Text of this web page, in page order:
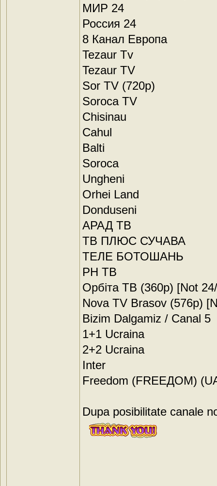
МИР 24
Россия 24
8 Канал Европа
Tezaur Tv
Tezaur TV
Sor TV (720p)
Soroca TV
Chisinau
Cahul
Balti
Soroca
Ungheni
Orhei Land
Donduseni
АРАД ТВ
ТВ ПЛЮС СУЧАВА
ТЕЛЕ БОТОШАНЬ
РН ТВ
Орбіта ТВ (360p) [Not
Nova TV Brasov (576p)
Bizim Dalgamiz / Canal 5
1+1 Ucraina
2+2 Ucraina
Inter
Freedom (FREEДOM)
Dupa posibilitate canale